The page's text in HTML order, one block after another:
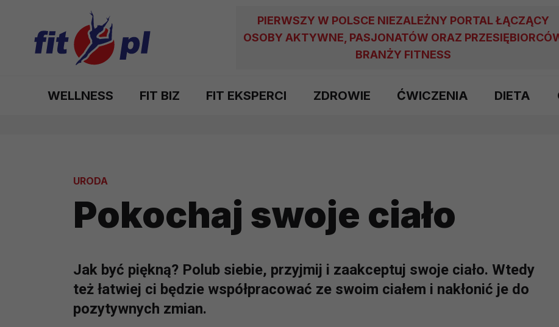
PIERWSZY W POLSCE NIEZALEŻNY PORTAL ŁĄCZĄCY
OSOBY AKTYWNE, PASJONATÓW ORAZ
BRANŻY FITNESS
WELLNESS FIT BIZ FIT EKSPERCI ZDROWIE ĆWICZENIA DIETA
URODA
Pokochaj swoje ciało
Jak być piękną? Polub siebie, przyjmij i zaakceptuj swoje ciało. Wtedy
też łatwiej ci będzie współpracować ze swoim ciałem i nakłonić je do
pozytywnych zmian.